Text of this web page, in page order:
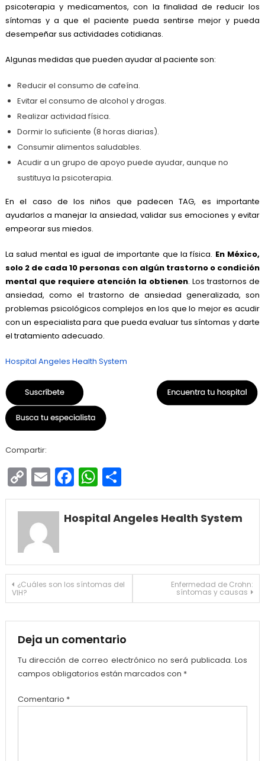
psicoterapia y medicamentos, con la finalidad de reducir los
síntomas y a que el paciente pueda sentirse mejor y pueda
desempeñar sus actividades cotidianas.
Algunas medidas que pueden ayudar al paciente son:
Reducir el consumo de cafeína.
Evitar el consumo de alcohol y drogas.
Realizar actividad física.
Dormir lo suficiente (8 horas diarias).
Consumir alimentos saludables.
Acudir a un grupo de apoyo puede ayudar, aunque no
sustituya la psicoterapia.
En el caso de los niños que padecen TAG, es importante
ayudarlos a manejar la ansiedad, validar sus emociones y evitar
empeorar sus miedos.
La salud mental es igual de importante que la física. En México,
solo 2 de cada 10 personas con algún trastorno o condición
mental que requiere atención la obtienen. Los trastornos de
ansiedad, como el trastorno deansiedad generalizada, son
problemas psicológicos complejos en los que lo mejor es acudir
con un especialista para que pueda evaluar tus síntomas y darte
el tratamiento adecuado.
Hospital Angeles Health System
Compartir:
Copy
Link
EmailFacebook
WhatsApp
Compartir
Hospital Angeles Health System
Navegación
de
¿Cuáles son los síntomas del
VIH?
Enfermedad de Crohn:
síntomas y causas
Deja un comentario
Tu dirección de correo electrónico no será publicada. Los
campos obligatorios están marcados con *
Comentario *